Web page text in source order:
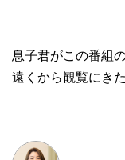
息子君がこの番組
遠くから観覧にき